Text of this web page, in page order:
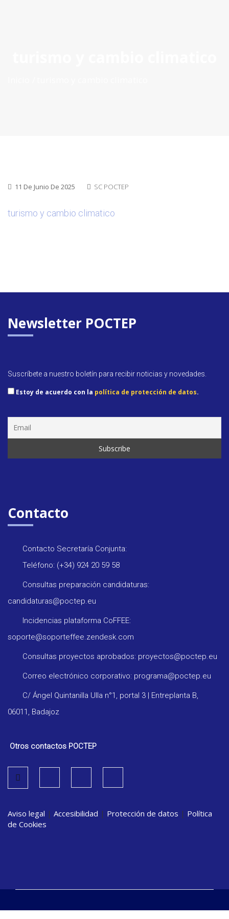
11 De Junio De 2025 SC POCTEP
turismo y cambio climatico
Newsletter POCTEP
Suscríbete a nuestro boletín para recibir noticias y novedades.
Estoy de acuerdo con la política de protección de datos.
Contacto
Contacto Secretaría Conjunta:
Teléfono: (+34) 924 20 59 58
Consultas preparación candidaturas:
candidaturas@poctep.eu
Incidencias plataforma CoFFEE:
soporte@soporteffee.zendesk.com
Consultas proyectos aprobados: proyectos@poctep.eu
Correo electrónico corporativo: programa@poctep.eu
C/ Ángel Quintanilla Ulla n°1, portal 3 | Entreplanta B,
06011, Badajoz
Otros contactos POCTEP
Aviso legal | Accesibilidad | Protección de datos | Política
de Cookies